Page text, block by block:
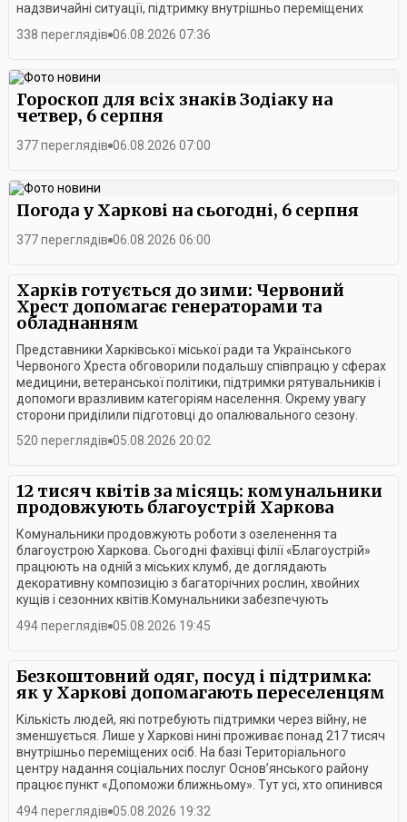
надзвичайні ситуації, підтримку внутрішньо переміщених
середовища, медичної та соціальної допомоги, а також нові
Червоного Хреста Максим Доценко підтвердив, що Харків
залишається одним із ключових пріоритетів організації. За
його словами, зміни в структурі керівництва не вплинуть на
обсяги допомоги місту, а нова Стратегія Українського
Червоного Хреста на 2026-2030 роки передбачає ще тіснішу
взаємодію з громадами, розвиток системи цивільного
338 переглядів 06.08.2026 07:36
Гороскоп для всіх знаків Зодіаку на
четвер, 6 серпня
377 переглядів 06.08.2026 07:00
Погода у Харкові на сьогодні, 6 серпня
377 переглядів 06.08.2026 06:00
Харків готується до зими: Червоний
Хрест допомагає генераторами та
обладнанням
Представники Харківської міської ради та Українського
Червоного Хреста обговорили подальшу співпрацю у сферах
медицини, ветеранської політики, підтримки рятувальників і
допомоги вразливим категоріям населення. Окрему увагу
сторони приділили підготовці до опалювального сезону.
520 переглядів 05.08.2026 20:02
12 тисяч квітів за місяць: комунальники
продовжують благоустрій Харкова
Комунальники продовжують роботи з озеленення та
благоустрою Харкова. Сьогодні фахівці філії «Благоустрій»
працюють на одній з міських клумб, де доглядають
декоративну композицію з багаторічних рослин, хвойних
кущів і сезонних квітів.Комунальники забезпечують
багатоквартирних будинків, зазначають у
розсаду та постійно доглядають за клумбами й зеленими
зонами.
494 переглядів 05.08.2026 19:45
Безкоштовний одяг, посуд і підтримка:
як у Харкові допомагають переселенцям
Кількість людей, які потребують підтримки через війну, не
зменшується. Лише у Харкові нині проживає понад 217 тисяч
внутрішньо переміщених осіб. На базі Територіального
центру надання соціальних послуг Основ’янського району
працює пункт «Допоможи ближньому». Тут усі, хто опинився
отримати одяг, взуття, посуд та інші необхідні речі.По
494 переглядів 05.08.2026 19:32